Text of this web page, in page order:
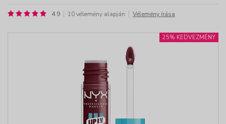
4.9 10 vélemény alapján Vélemény írása
25% KEDVEZMÉNY